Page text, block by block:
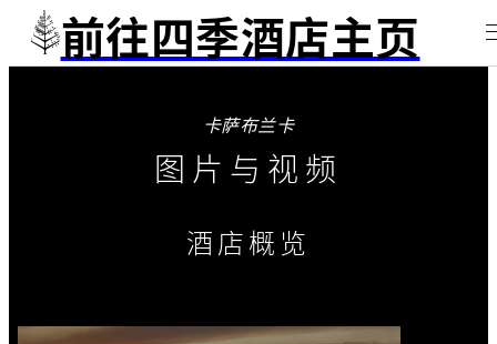
前往四季酒店主页
卡萨布兰卡
图片与视频
酒店概览